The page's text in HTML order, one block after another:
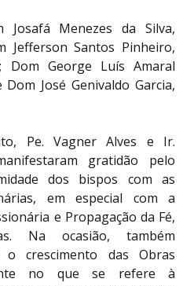
Josafá Menezes da Silva,
Jefferson Santos Pinheiro,
Dom George Luís Amaral
José Genivaldo Garcia,
Pe. Vagner Alves e Ir.
gratidão pelo
dos bispos com as
em especial com a
e Propagação da Fé,
Na ocasião, também
crescimento das Obras
no que se refere à